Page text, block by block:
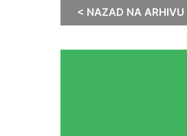
< NAZAD NA ARHIVU